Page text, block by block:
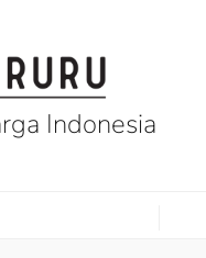
Indonesia